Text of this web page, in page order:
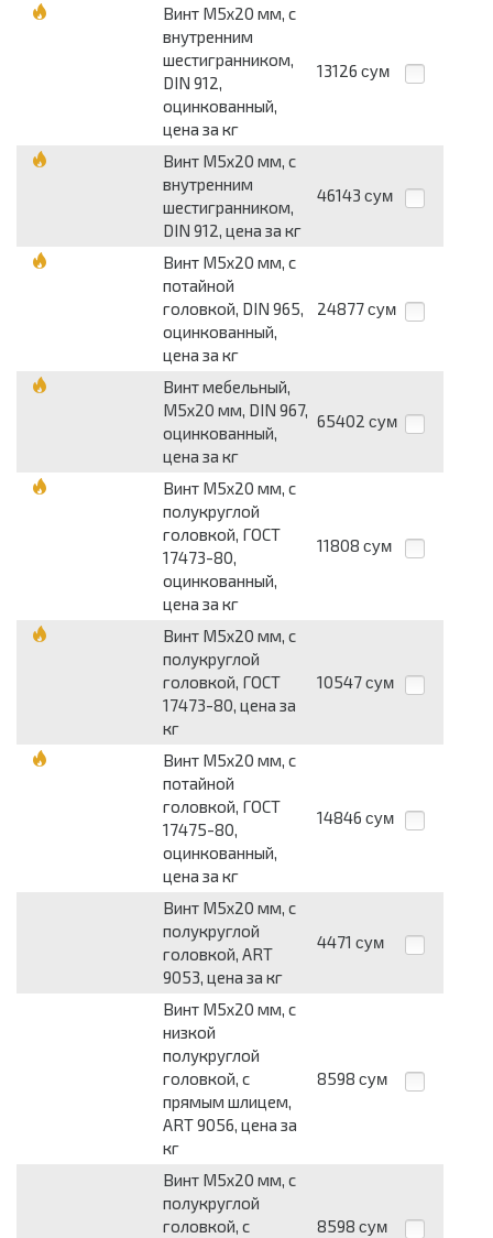
Винт М5х20 мм, с
внутренним
шестигранником,
DIN 912,
оцинкованный,
цена за кг
13126 сум
Винт М5х20 мм, с
внутренним
шестигранником,
DIN 912, цена за кг
46143 сум
Винт М5х20 мм, с
потайной
головкой, DIN 965,
оцинкованный,
цена за кг
24877 сум
Винт мебельный,
М5х20 мм, DIN 967,
оцинкованный,
цена за кг
65402 сум
Винт М5х20 мм, с
полукруглой
головкой, ГОСТ
17473-80,
оцинкованный,
цена за кг
11808 сум
Винт М5х20 мм, с
полукруглой
головкой, ГОСТ
17473-80, цена за
кг
10547 сум
Винт М5х20 мм, с
потайной
головкой, ГОСТ
17475-80,
оцинкованный,
цена за кг
14846 сум
Винт М5х20 мм, с
полукруглой
головкой, ART
9053, цена за кг
4471 сум
Винт М5х20 мм, с
низкой
полукруглой
головкой, с
прямым шлицем,
ART 9056, цена за
кг
8598 сум
Винт М5х20 мм, с
полукруглой
головкой, с
8598 сум